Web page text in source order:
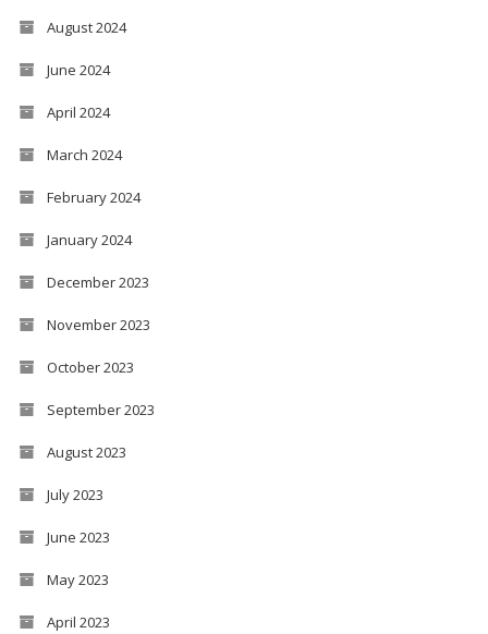
August 2024
June 2024
April 2024
March 2024
February 2024
January 2024
December 2023
November 2023
October 2023
September 2023
August 2023
July 2023
June 2023
May 2023
April 2023